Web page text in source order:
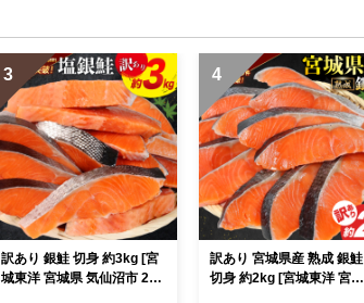
3
訳あり 銀鮭 切身 約3kg [宮
城東洋 宮城県 気仙沼市 205
4
訳あり 宮城県産 熟成 銀鮭
切身 約2kg [宮城東洋 宮城